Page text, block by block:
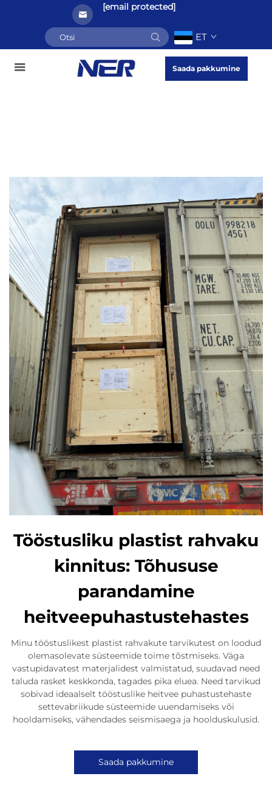
[email protected]
ET
Saada pakkumine
Tööstusliku plastist rahvaku
kinnitus: Tõhususe
parandamine
heitveepuhastustehastes
Minu tööstuslikest plastist rahvakute tarvikutest on loodud
olemasolevate süsteemide toime tõstmiseks. Väga
vastupidavatest materjalidest valmistatud, suudavad need
taluda rasket keskkonda, tagades pika eluea. Need tarvikud
sobivad ideaalselt tööstuslike heitvee puhastustehaste
settevabriikude süsteemide uuendamiseks või
hooldamiseks, vähendades seismisaega ja hoolduskulusid.
Saada pakkumine